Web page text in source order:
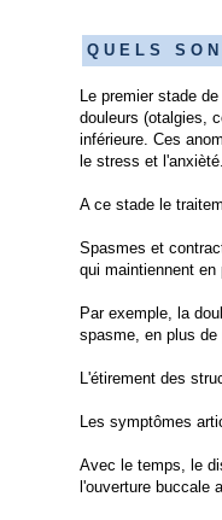
Q U E L S S O
Le premier stade
douleurs (otalgies,
inférieure. Ces
le stress et l'anxièté.
A ce stade le
Spasmes et
qui maintiennent
Par exemple, la
spasme, en plus de
L'étirement des
Les symptômes
Avec le temps, le
l'ouverture buccale